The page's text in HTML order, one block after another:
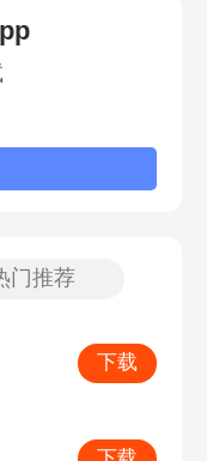
门推荐
下载